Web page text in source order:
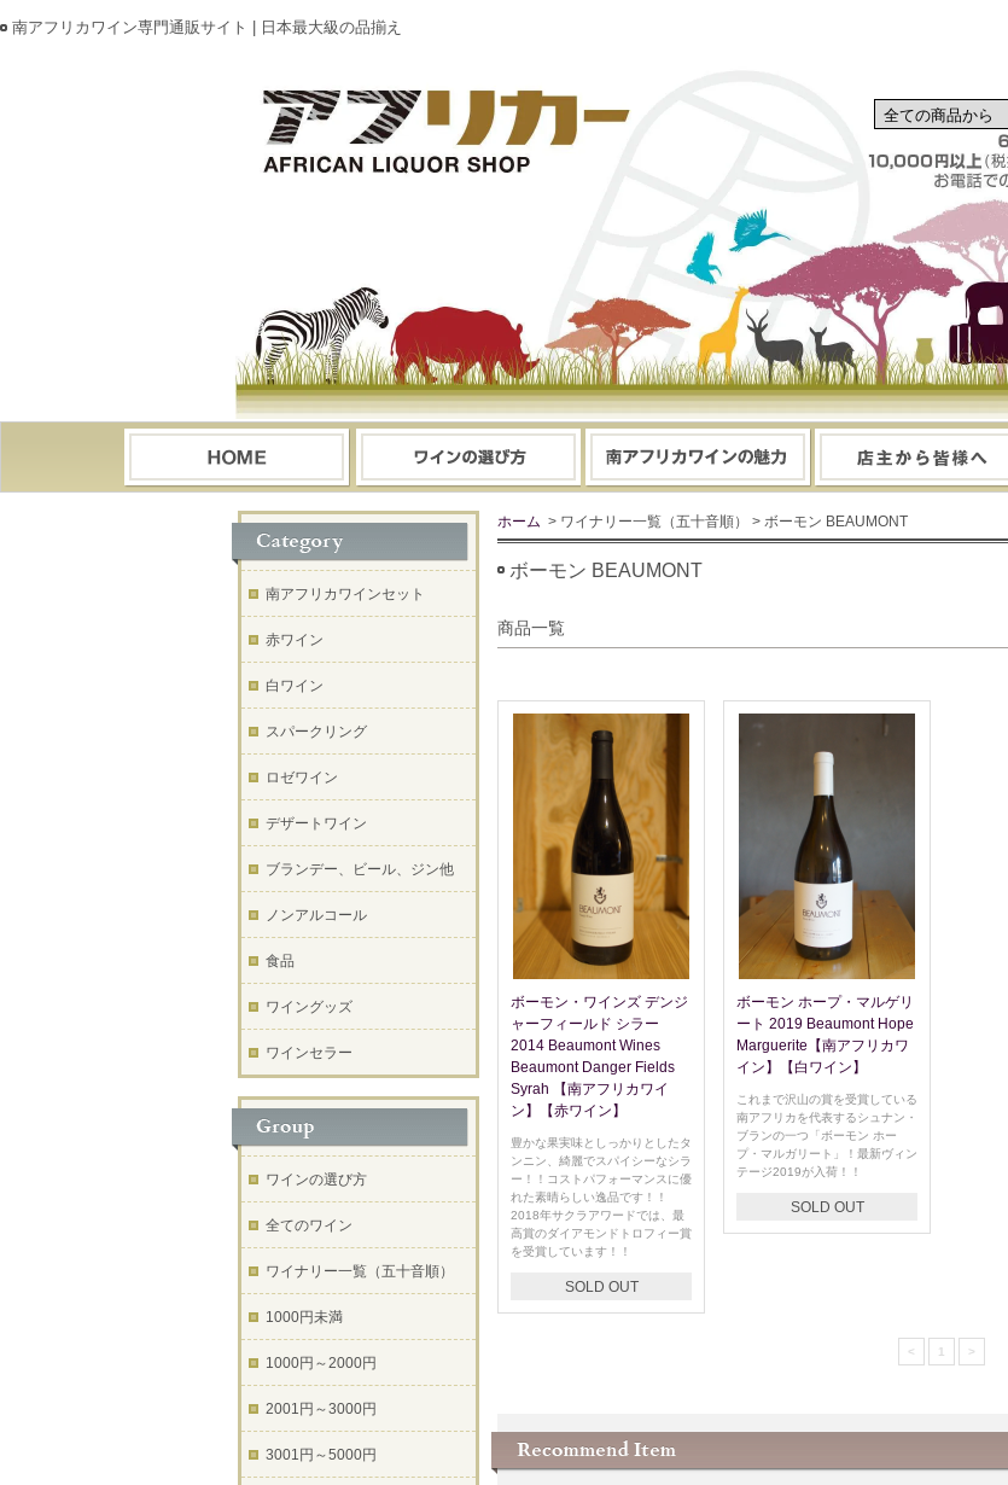
南アフリカワイン専門通販サイト | 日本最大級の品揃え
ホーム > ワイナリー一覧（五十音順） > ボーモン BEAUMONT
ボーモン BEAUMONT
商品一覧
ボーモン・ワインズ デンジ
ャーフィールド シラー
2014 Beaumont Wines
Beaumont Danger Fields
Syrah 【南アフリカワイ
ン】【赤ワイン】
豊かな果実味としっかりとしたタ
ンニン、綺麗でスパイシーなシラ
ー！！コストパフォーマンスに優
れた素晴らしい逸品です！！
2018年サクラアワードでは、最
高賞のダイアモンドトロフィー賞
を受賞しています！！
SOLD OUT
ボーモン ホープ・マルゲリ
ート 2019 Beaumont Hope
Marguerite【南アフリカワ
イン】【白ワイン】
これまで沢山の賞を受賞している
南アフリカを代表するシュナン・
ブランの一つ「ボーモン ホー
プ・マルガリート」！最新ヴィン
テージ2019が入荷！！
SOLD OUT
< 1 >
南アフリカワインセット
赤ワイン
白ワイン
スパークリング
ロゼワイン
デザートワイン
ブランデー、ビール、ジン他
ノンアルコール
食品
ワイングッズ
ワインセラー
ワインの選び方
全てのワイン
ワイナリー一覧（五十音順）
1000円未満
1000円～2000円
2001円～3000円
3001円～5000円